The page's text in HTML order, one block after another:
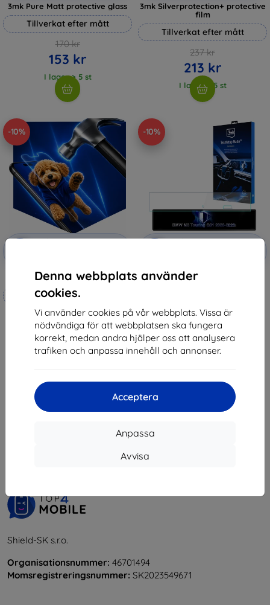
Denna webbplats använder
cookies.
Vi använder cookies på vår webbplats. Vissa är
nödvändiga för att webbplatsen ska fungera
korrekt, medan andra hjälper oss att analysera
trafiken och anpassa innehåll och annonser.
Acceptera
Anpassa
Avvisa
3mk Pure Matt protective glass
Tillverkat efter mått
170 kr
153 kr
I lager > 5 st
3mk Silverprotection+ protective
film
Tillverkat efter mått
237 kr
213 kr
I lager > 5 st
-10%
Rabatt
3mk Hammer protective film
Tillverkat efter mått
248 kr
223 kr
I lager 4 st
-10%
Rabatt
3mk TechWrap Matte Center
514 kr
I lager > 5 st
av totalt6.
Shield-SK s.r.o.
Organisationsnummer: 46701494
Momsregistreringsnummer: SK2023549671